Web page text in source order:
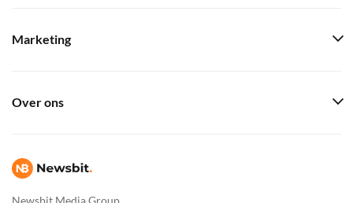
Newsbit Media Group
Marketing
Over ons